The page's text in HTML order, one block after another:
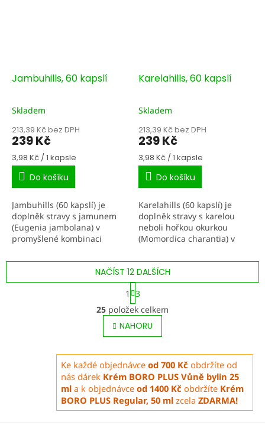
Jambuhills, 60 kapslí
Skladem
213,39 Kč bez DPH
239 Kč
Měrná
cena:
3,98 Kč / 1 kapsle
Do košíku
Jambuhills (60 kapslí) je
doplněk stravy s jamunem
(Eugenia jambolana) v
promyšlené kombinaci
ze semen. V ajurvédě jsou
semena Jambu tradičně...
Karelahills, 60 kapslí
Skladem
213,39 Kč bez DPH
239 Kč
Měrná
cena:
3,98 Kč / 1 kapsle
Do košíku
Karelahills (60 kapslí) je
doplněk stravy s karelou
neboli hořkou okurkou
(Momordica charantia) v
extraktu a sušeného prášku
z plodu. V ajurvédě je
karela...
O
v
l
á
a
c
í
p
r
k
NAČÍST 12 DALŠÍCH
S
t
r
á
n
k
v
á
n
í
1
3
25 položek celkem
NAHORU
Ke každé objednávce od 700 Kč obdržíte od
nás dárek Krém BORO PLUS Vůně bylin 25
ml a k objednávce od 1400 Kč obdržíte Krém
BORO PLUS Regular, 50 ml zcela ZDARMA!
Z